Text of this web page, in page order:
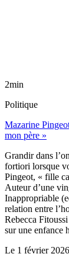
2min
Politique
Mazarine
mon père »
Grandir dans
fortiori lorsque
Pingeot, « fille
Auteur d’une
Inappropriable
relation entre
Rebecca
sur une enfance
Le 1 février 2026